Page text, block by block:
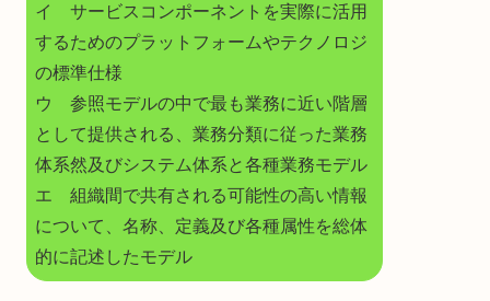
イ サービスコンポーネントを実際に活用
するためのプラットフォームやテクノロジ
の標準仕様
ウ 参照モデルの中で最も業務に近い階層
として提供される、業務分類に従った業務
体系然及びシステム体系と各種業務モデル
エ 組織間で共有される可能性の高い情報
について、名称、定義及び各種属性を総体
的に記述したモデル